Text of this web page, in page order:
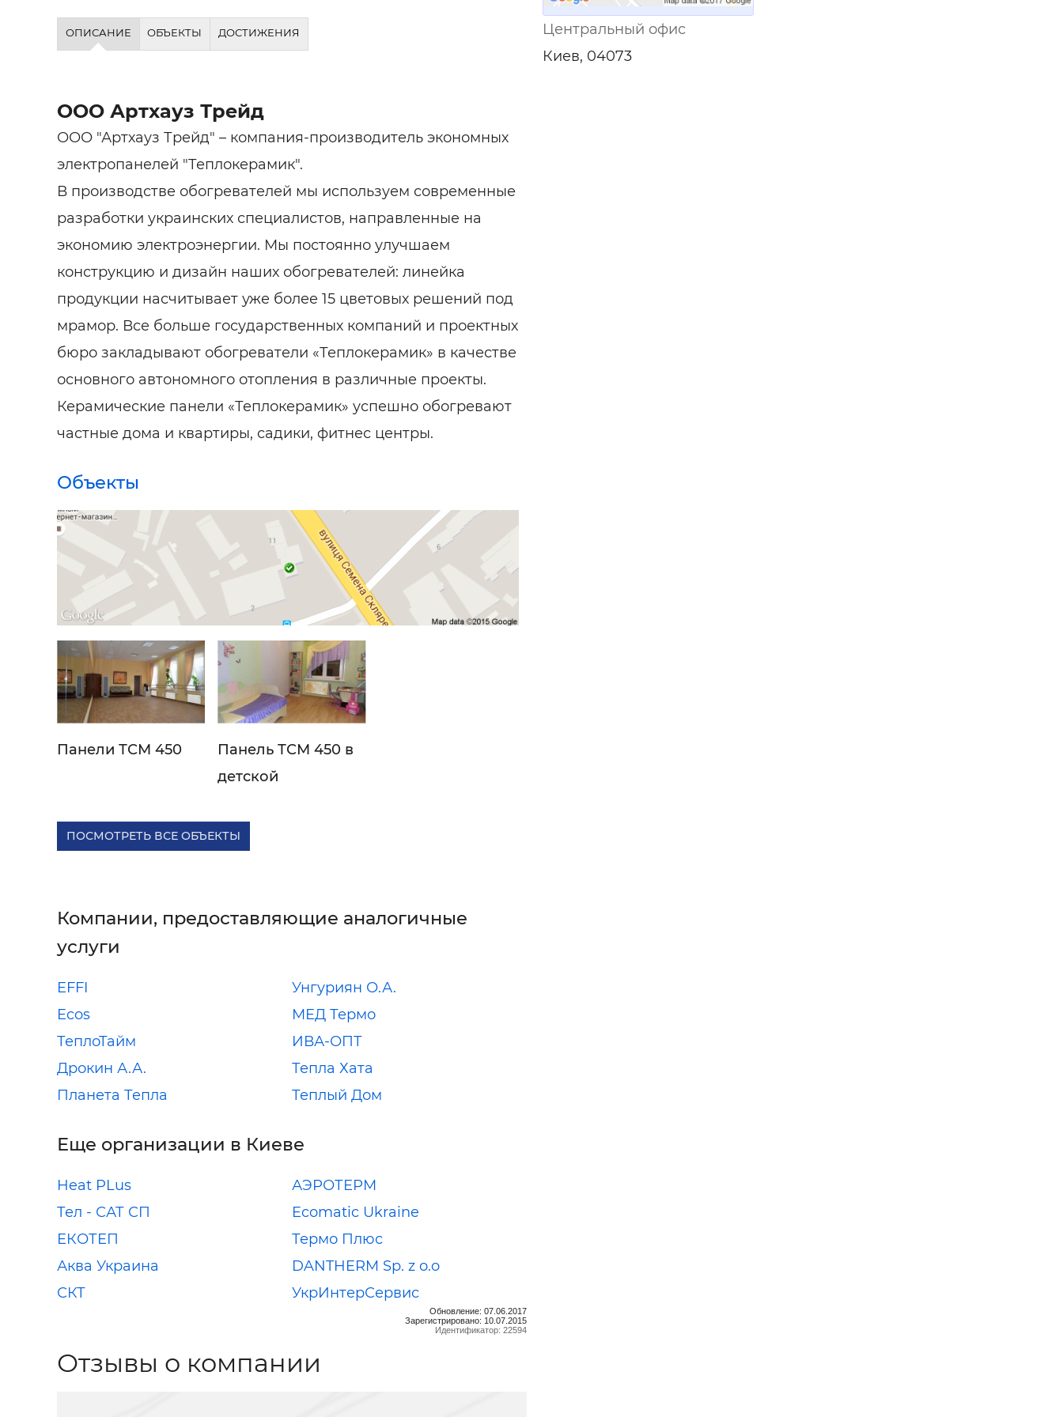
ОПИСАНИЕ ОБЪЕКТЫ ДОСТИЖЕНИЯ
ООО Артхауз Трейд
ООО "Артхауз Трейд" – компания-производитель экономных
электропанелей "Теплокерамик".
В производстве обогревателей мы используем современные
разработки украинских специалистов, направленные на
экономию электроэнергии. Мы постоянно улучшаем
конструкцию и дизайн наших обогревателей: линейка
продукции насчитывает уже более 15 цветовых решений под
мрамор. Все больше государственных компаний и проектных
бюро закладывают обогреватели «Теплокерамик» в качестве
основного автономного отопления в различные проекты.
Керамические панели «Теплокерамик» успешно обогревают
частные дома и квартиры, садики, фитнес центры.
Объекты
Панели ТСМ 450
Панель ТСМ 450 в
детской
ПОСМОТРЕТЬ ВСЕ ОБЪЕКТЫ
Компании, предоставляющие аналогичные
услуги
EFFI
Унгуриян О.А.
Ecos
МЕД Термо
ТеплоТайм
ИВА-ОПТ
Дрокин А.А.
Тепла Хата
Планета Тепла
Теплый Дом
Еще организации в Киеве
Heat PLus
АЭРОТЕРМ
Tел - САТ СП
Ecomatic Ukraine
ЕКОТЕП
Термо Плюс
Аква Украина
DANTHERM Sp. z o.o
СКТ
УкрИнтерСервис
Обновление: 07.06.2017
Зарегистрировано: 10.07.2015
Идентификатор: 22594
Отзывы о компании
Центральный офис
Киев, 04073